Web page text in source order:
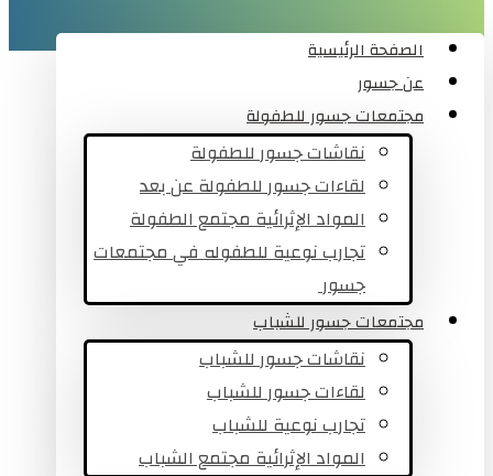
الصفحة الرئيسية
عن جسور
مجتمعات جسور للطفولة
نقاشات جسور للطفولة
لقاءات جسور للطفولة عن بعد
المواد الإثرائية مجتمع الطفولة
تجارب نوعية للطفوله في مجتمعات
جسور ​
مجتمعات جسور للشباب
نقاشات جسور للشباب
لقاءات جسور للشباب
تجارب نوعية للشباب​
المواد الإثرائية مجتمع الشباب